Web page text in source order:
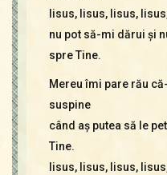
Iisus, Iisus, Iisus,
nu pot să-mi dărui şi
spre Tine.
Mereu îmi pare rău
suspine
când aş putea să le
Tine.
Iisus, Iisus, Iisus,